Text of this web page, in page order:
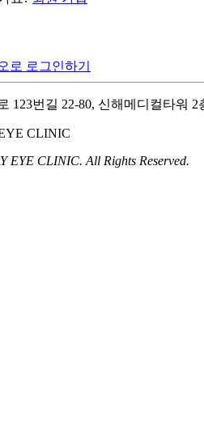
로 로그인하기
123번길 22-80, 신해메디컬타워 2
CLINIC
EYE CLINIC. All Rights Reserved.